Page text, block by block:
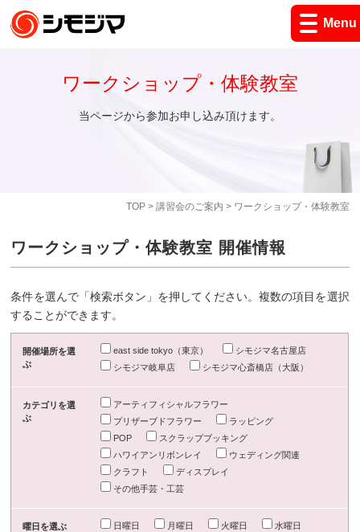
Menu
TOP> 講習会のご案内 > ワークショップ・体験教室
ワークショップ・体験教室
当ページから参加お申し込み頂けます。
ワークショップ・体験教室 開催情報
条件を選んで「検索ボタン」を押してください。複数の項目を選択
することができます。
開催場所を選
ぶ
east side tokyo（東京）
シモジマ名古屋店
シモジマ岐阜店
シモジマ心斎橋店（大阪）
カテゴリを選
ぶ
アーティフィシャルフラワー
プリザーブドフラワー
ラッピング
POP
スクラップブッキング
ハワイアンリボンレイ
ウェディング関連
クラフト
ディスプレイ
その他手芸・工芸
曜日を選ぶ 日曜日 月曜日 火曜日
水曜日